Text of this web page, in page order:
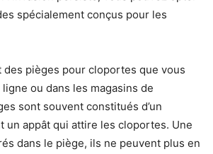
spécialement conçus pour les
des pièges pour cloportes que vous
ou dans les magasins de
sont souvent constitués d’un
un appât qui attire les cloportes. Une
dans le piège, ils ne peuvent plus en